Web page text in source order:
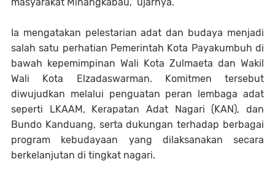
Ia mengatakan pelestarian adat dan budaya menjadi
salah satu perhatian Pemerintah Kota Payakumbuh di
bawah kepemimpinan Wali Kota Zulmaeta dan Wakil
Wali Kota Elzadaswarman. Komitmen tersebut
diwujudkan melalui penguatan peran lembaga adat
seperti LKAAM, Kerapatan Adat Nagari (KAN), dan
Bundo Kanduang, serta dukungan terhadap berbagai
program kebudayaan yang dilaksanakan secara
berkelanjutan di tingkat nagari.